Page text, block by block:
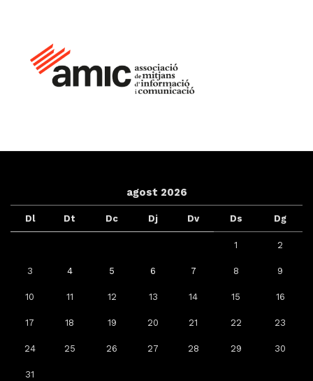
agost 2026
Dl Dt Dc Dj Dv Ds Dg
1 2
3 4 5 6 7 8 9
10 11 12 13 14 15 16
17 18 19 20 21 22 23
24 25 26 27 28 29 30
31